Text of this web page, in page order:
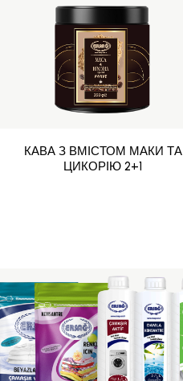
КАВА З ВМІСТОМ МАКИ ТА
ЦИКОРІЮ 2+1